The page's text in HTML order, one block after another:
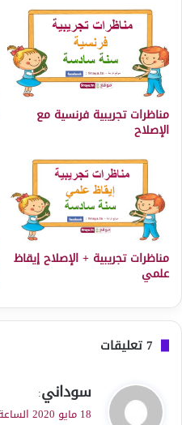
مناظرات تجريبية فرنسية مع
الإصلاح
مناظرات تجريبية + الإصلاح إيقاظ
علمي
‫7 تعليقات
ي
ق
سوداني:
18 مايو 2020 الساعة 10 h 16 min